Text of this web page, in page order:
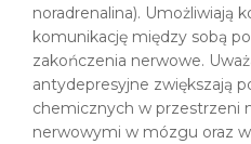
noradrenalina). Umożliwiają
komunikację między sobą
zakończenia nerwowe.
antydepresyjne zwiększają
chemicznych w przestrzeni
nerwowymi w mózgu oraz